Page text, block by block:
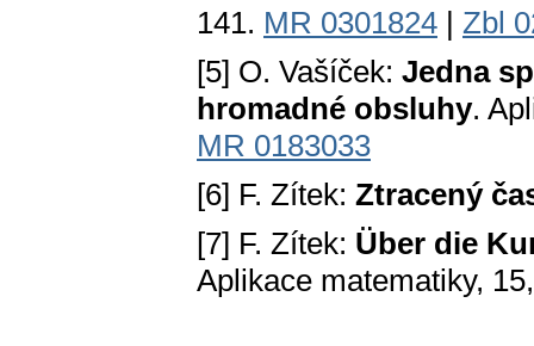
141. MR 0301824 | Zbl
[5] O. Vašíček: Jedna
hromadné obsluhy.
MR 0183033
[6] F. Zítek: Ztracený
[7] F. Zítek: Über die
Aplikace matematiky,